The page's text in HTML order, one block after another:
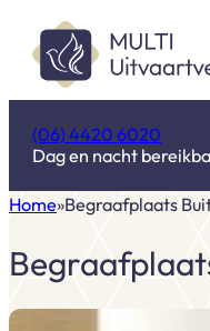
(06) 4420 6020
Dag en nacht
Home Begraafplaats